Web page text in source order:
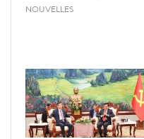
NOUVELLES